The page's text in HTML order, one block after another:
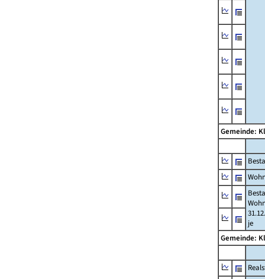
Gemeinde:
je
Gemeinde: